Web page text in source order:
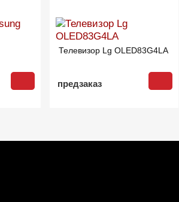
Телевизор Lg OLED83G4LA
предзаказ